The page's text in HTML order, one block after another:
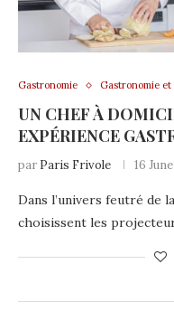
Gastronomie Gastronomie et
UN CHEF À
EXPÉRIENCE
par Paris Frivole 16
Dans l’univers feutré de
choisissent les